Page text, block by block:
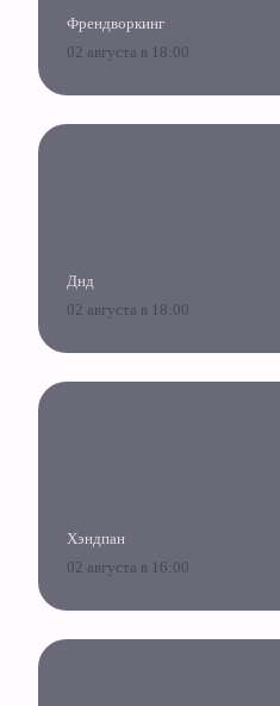
Френдворкинг
02 августа в 18:00
Днд
02 августа в 18:00
Хэндпан
02 августа в 16:00